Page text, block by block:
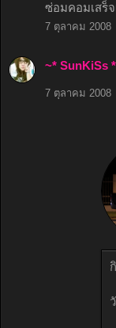
ซ่อมคอมเสร็จ
7 ตุลาคม 2008
~* SunKiSs
7 ตุลาคม 2008